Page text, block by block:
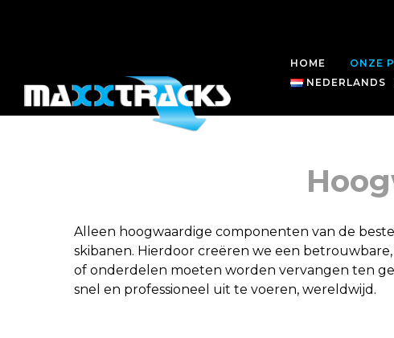
HOME ONZE
NEDERLANDS
Alleen hoogwaardige componenten van de
skibanen. Hierdoor creëren we een
of onderdelen moeten worden vervangen ten
snel en professioneel uit te voeren, wereldwijd.